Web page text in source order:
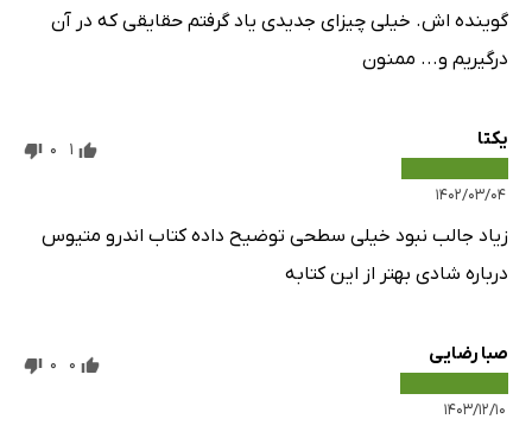
گوینده اش. خیلی چیزای جدیدی یاد گرفتم حقایقی که در آن
درگیریم و... ممنون
یکتا
۱۴۰۲/۰۳/۰۴
1
0
زیاد جالب نبود خیلی سطحی توضیح داده کتاب اندرو متیوس
درباره شادی بهتر از این کتابه
صبا رضایی
۱۴۰۳/۱۲/۱۰
0
0